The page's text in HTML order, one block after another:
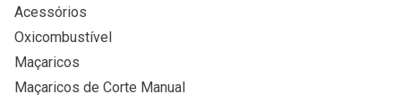
Acessórios
Oxicombustível
Maçaricos
Maçaricos de Corte Manual